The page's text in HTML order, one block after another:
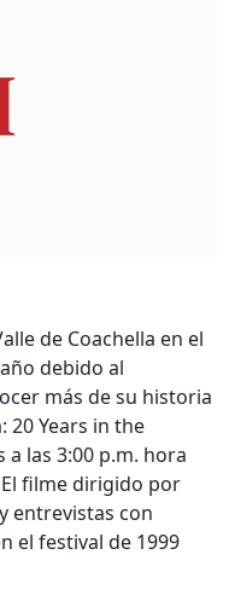
de Coachella en el
debido al
más de su historia
20 Years in the
a las 3:00 p.m. hora
El filme dirigido por
entrevistas con
el festival de 1999